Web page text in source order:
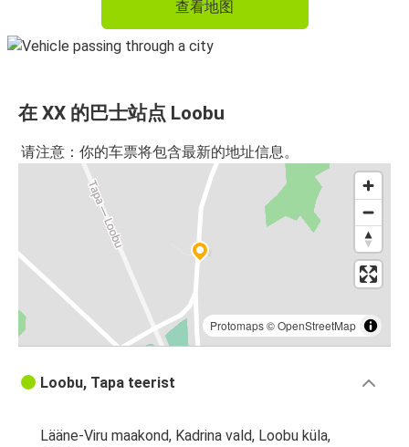
查看地图
在 XX 的巴士站点 Loobu
请注意：你的车票将包含最新的地址信息。
Protomaps©OpenStreetMap
Loobu, Tapa teerist
Lääne-Viru maakond, Kadrina vald, Loobu küla,